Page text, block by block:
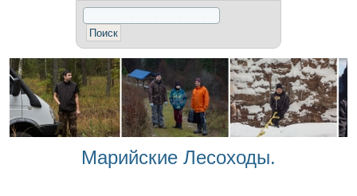
Марийские Лесоходы.